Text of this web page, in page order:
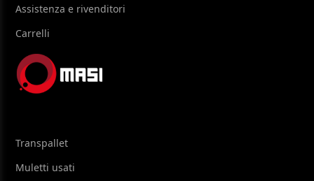
Assistenza e rivenditori
Carrelli
Transpallet
Muletti usati